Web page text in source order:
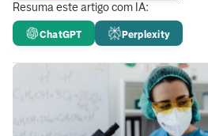
Resuma este artigo com IA:
ChatGPT Perplexity